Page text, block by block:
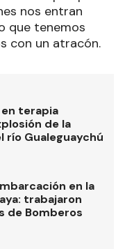
nos entran
que tenemos
con un atracón.
terapia
de la
río Gualeguaychú
en la
trabajaron
de Bomberos